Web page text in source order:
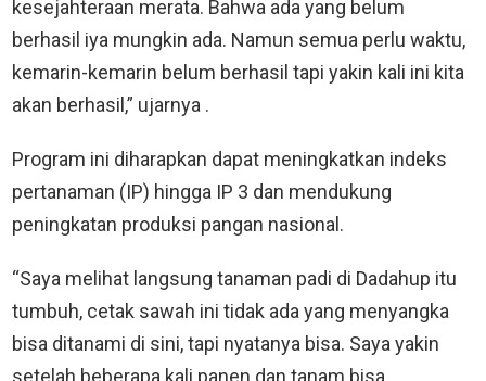
kesejahteraan merata. Bahwa ada yang belum
berhasil iya mungkin ada. Namun semua perlu waktu,
kemarin-kemarin belum berhasil tapi yakin kali ini kita
akan berhasil,” ujarnya .
Program ini diharapkan dapat meningkatkan indeks
pertanaman (IP) hingga IP 3 dan mendukung
peningkatan produksi pangan nasional.
“Saya melihat langsung tanaman padi di Dadahup itu
tumbuh, cetak sawah ini tidak ada yang menyangka
bisa ditanami di sini, tapi nyatanya bisa. Saya yakin
setelah beberapa kali panen dan tanam bisa